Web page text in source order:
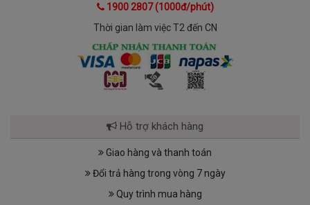
1900 2807 (1000đ/phút)
Thời gian làm việc T2 đến CN
Hỗ trợ khách hàng
Giao hàng và thanh toán
Đổi trả hàng trong vòng 7 ngày
Quy trình mua hàng